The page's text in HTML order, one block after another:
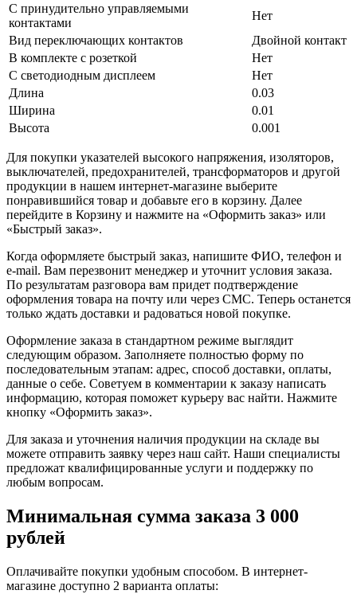
С принудительно управляемыми
контактами
Нет
Вид переключающих контактов
Двойной контакт
В комплекте с розеткой
Нет
С светодиодным дисплеем
Нет
Длина
0.03
Ширина
0.01
Высота
0.001
Для покупки указателей высокого напряжения, изоляторов,
выключателей, предохранителей, трансформаторов и другой
продукции в нашем интернет-магазине выберите
понравившийся товар и добавьте его в корзину. Далее
перейдите в Корзину и нажмите на «Оформить заказ» или
«Быстрый заказ».
Когда оформляете быстрый заказ, напишите ФИО, телефон и
e-mail. Вам перезвонит менеджер и уточнит условия заказа.
По результатам разговора вам придет подтверждение
оформления товара на почту или через СМС. Теперь останется
только ждать доставки и радоваться новой покупке.
Оформление заказа в стандартном режиме выглядит
следующим образом. Заполняете полностью форму по
последовательным этапам: адрес, способ доставки, оплаты,
данные о себе. Советуем в комментарии к заказу написать
информацию, которая поможет курьеру вас найти. Нажмите
кнопку «Оформить заказ».
Для заказа и уточнения наличия продукции на складе вы
можете отправить заявку через наш сайт. Наши специалисты
предложат квалифицированные услуги и поддержку по
любым вопросам.
Минимальная сумма заказа 3 000
рублей
Оплачивайте покупки удобным способом. В интернет-
магазине доступно 2 варианта оплаты: